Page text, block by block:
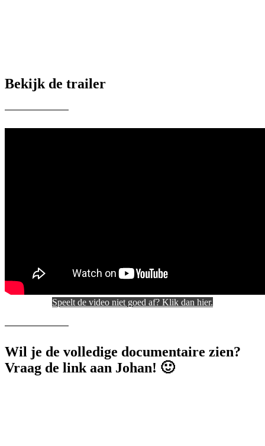
Bekijk de trailer
Speelt de video niet goed af? Klik dan hier.
Wil je de volledige documentaire zien?
Vraag de link aan Johan! 🙂